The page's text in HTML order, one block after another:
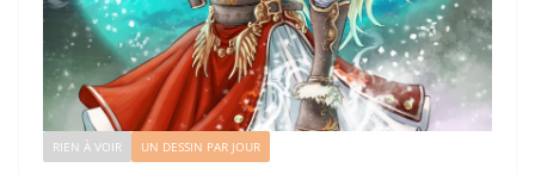
RIEN À VOIR UN DESSIN PAR JOUR